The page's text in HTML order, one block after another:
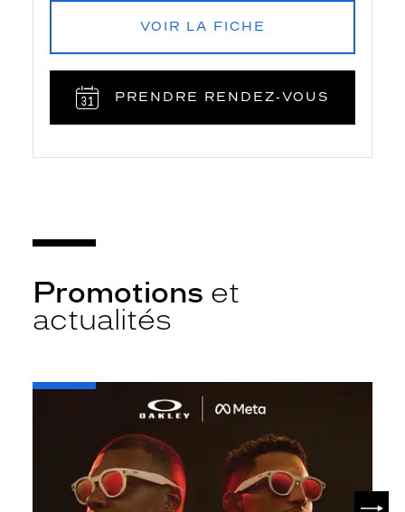
VOIR LA FICHE
PRENDRE RENDEZ‑VOUS
Promotions et
actualités
-